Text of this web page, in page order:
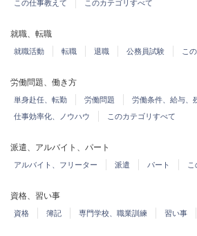
この仕事教えて このカテゴリすべて
就職、転職
就職活動 転職 退職 公務員試験 こ
労働問題、働き方
単身赴任、転勤 労働問題 労働条件、給与、
仕事効率化、ノウハウ
このカテゴリすべて
派遣、アルバイト、パート
アルバイト、フリーター 派遣 パート
資格、習い事
資格 簿記 専門学校、職業訓練 習い事